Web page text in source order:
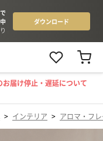
お届け停止・遅延について
> インテリア > アロマ・フ